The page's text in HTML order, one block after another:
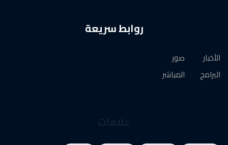
روابط سريعة
الأخبار
البرامج
صور
المباشر